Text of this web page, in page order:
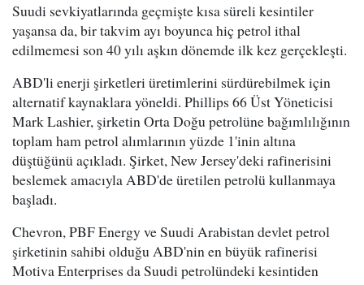
Suudi sevkiyatlarında geçmişte kısa süreli kesintiler
yaşansa da, bir takvim ayı boyunca hiç petrol ithal
edilmemesi son 40 yılı aşkın dönemde ilk kez gerçekleşti.
ABD'li enerji şirketleri üretimlerini sürdürebilmek için
alternatif kaynaklara yöneldi. Phillips 66 Üst Yöneticisi
Mark Lashier, şirketin Orta Doğu petrolüne bağımlılığının
toplam ham petrol alımlarının yüzde 1'inin altına
düştüğünü açıkladı. Şirket, New Jersey'deki rafinerisini
beslemek amacıyla ABD'de üretilen petrolü kullanmaya
başladı.
Chevron, PBF Energy ve Suudi Arabistan devlet petrol
şirketinin sahibi olduğu ABD'nin en büyük rafinerisi
Motiva Enterprises da Suudi petrolündeki kesintiden